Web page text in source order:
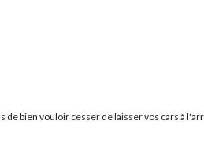
bien vouloir cesser de laisser vos cars à